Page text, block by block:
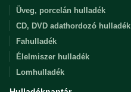
Üveg, porcelán hulladék
CD, DVD adathordozó hulladék
Fahulladék
Élelmiszer hulladék
Lomhulladék